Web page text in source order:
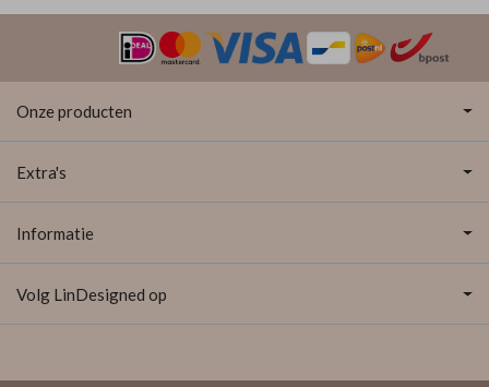
Onze producten
Extra's
Informatie
Volg LinDesigned op